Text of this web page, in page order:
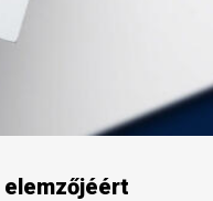
elemzőjéért